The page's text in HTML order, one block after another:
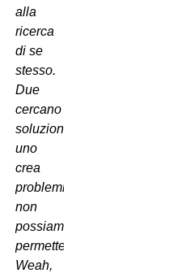
alla
ricerca
di se
stesso.
Due
cercano
soluzioni,
uno
crea
problemi. E
non
possiamo
permettercelo.
Weah,